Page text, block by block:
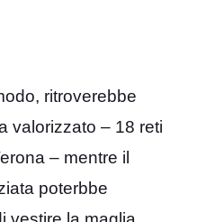
ritroverebbe
valorizzato – 18 reti
– mentre il
poterbbe